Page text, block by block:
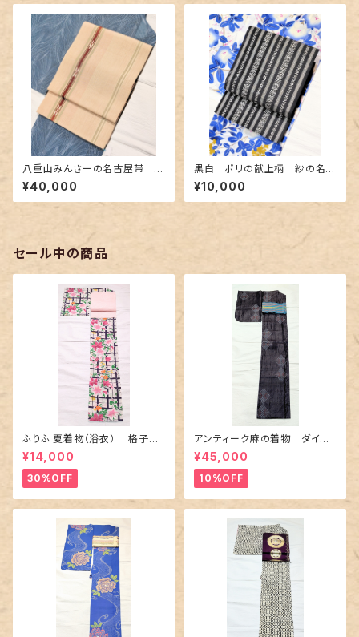
八重山みんさーの名古屋帯 ベ
ージュ色 極めて近年タイプ
¥40,000
黒白 ポリの献上柄 紗の名古
屋帯
¥10,000
セール中の商品
ふりふ 夏着物（浴衣） 格子に
百合や秋草花
¥14,000
30%OFF
アンティーク麻の着物 ダイヤ
に市松柄の上布
¥45,000
10%OFF